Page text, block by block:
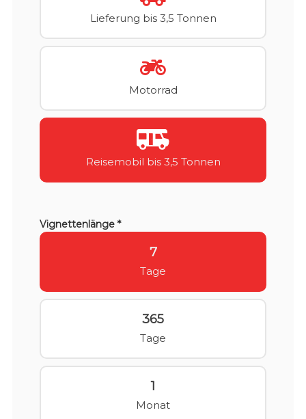
Lieferung bis 3,5 Tonnen
Motorrad
Reisemobil bis 3,5 Tonnen
Vignettenlänge *
7
Tage
365
Tage
1
Monat